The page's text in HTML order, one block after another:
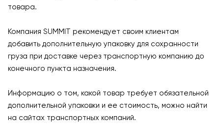
товара.
Компания SUMMIT рекомендует своим клиентам
добавить дополнительную упаковку для сохранности
груза при доставке через транспортную компанию до
конечного пункта назначения.
Информацию о том, какой товар требует обязательной
дополнительной упаковки и ее стоимость, можно найти
на сайтах транспортных компаний.